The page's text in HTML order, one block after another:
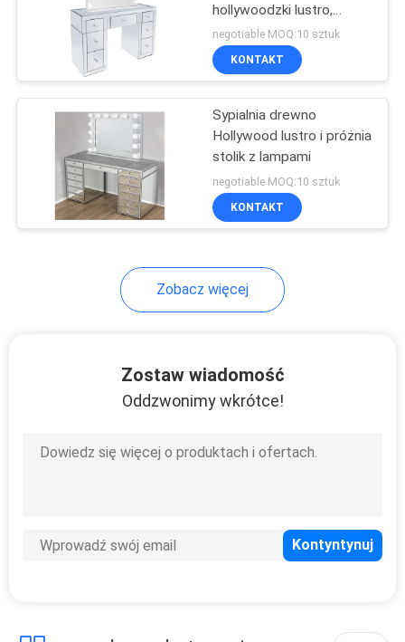
Szafka kuchenna
Szafa szafy
łazienkowa
hollywoodzki lustro,
płytka z MDF.
negotiable MOQ:10 sztuk
KONTAKT
Sypialnia drewno
Hollywood lustro i próżnia
stolik z lampami
negotiable MOQ:10 sztuk
KONTAKT
Zobacz więcej
Zostaw wiadomość
Oddzwonimy wkrótce!